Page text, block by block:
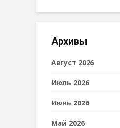
Архивы
Август 2026
Июль 2026
Июнь 2026
Май 2026